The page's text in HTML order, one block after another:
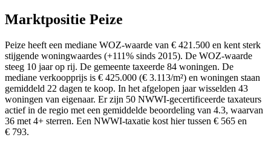
Marktpositie Peize
Peize heeft een mediane WOZ-waarde van € 421.500 en kent sterk
stijgende woningwaardes (+111% sinds 2015). De WOZ-waarde
steeg 10 jaar op rij. De gemeente taxeerde 84 woningen. De
mediane verkoopprijs is € 425.000 (€ 3.113/m²) en woningen staan
gemiddeld 22 dagen te koop. In het afgelopen jaar wisselden 43
woningen van eigenaar. Er zijn 50 NWWI-gecertificeerde taxateurs
actief in de regio met een gemiddelde beoordeling van 4.3, waarvan
36 met 4+ sterren. Een NWWI-taxatie kost hier tussen € 565 en
€ 793.